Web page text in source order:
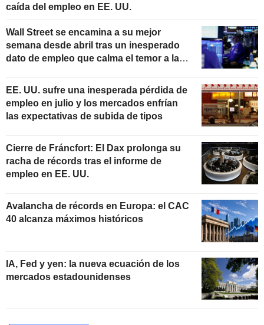
caída del empleo en EE. UU.
Wall Street se encamina a su mejor
semana desde abril tras un inesperado
dato de empleo que calma el temor a las
EE. UU. sufre una inesperada pérdida de
empleo en julio y los mercados enfrían
las expectativas de subida de tipos
Cierre de Fráncfort: El Dax prolonga su
racha de récords tras el informe de
empleo en EE. UU.
Avalancha de récords en Europa: el CAC
40 alcanza máximos históricos
IA, Fed y yen: la nueva ecuación de los
mercados estadounidenses